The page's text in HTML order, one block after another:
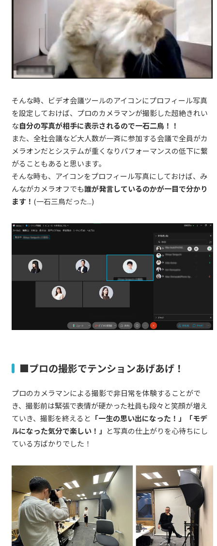
そんな時、ビデオ会議ツールのアイコンにプロフィール写真
を設定しておけば、プロのカメラマンが撮影した超絶きれい
な自分の写真が相手に表示されるので一石二鳥！！
また、全社会議など大人数が一斉に参加する会議で全員がカ
メラオンだとシステムが重くなりパフォーマンスの低下に繋
がることもあると思います。
そんな時も、アイコンをプロフィール写真にしておけば、み
んながカメラオフでも誰が発言しているのかが一目で分かり
ます！ (一石三鳥だった...)
■プロの撮影でテンションあげあげ！
プロのカメラマンによる撮影で非日常を体験することがで
き、撮影前は緊張で表情が硬かった社員も段々と笑顔が増え
ていき、撮影を終えると 「一生の思い出になった！」「モデ
ルになった気分で楽しい！」 と写真の仕上がりを心待ちにし
ている方ばかりでした！